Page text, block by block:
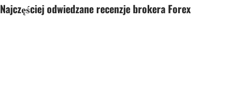
Najczęściej odwiedzane recenzje brokera Forex